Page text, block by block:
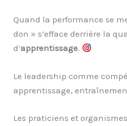
Quand la performance se
don » s’efface derrière la
d’apprentissage.
Le leadership comme
apprentissage,
Les praticiens et